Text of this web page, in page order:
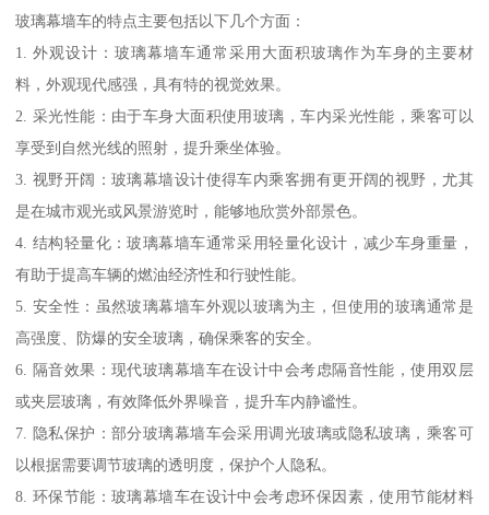
玻璃幕墙车的特点主要包括以下几个方面：
1. 外观设计：玻璃幕墙车通常采用大面积玻璃作为车身的主要材
料，外观现代感强，具有特的视觉效果。
2. 采光性能：由于车身大面积使用玻璃，车内采光性能，乘客可以
享受到自然光线的照射，提升乘坐体验。
3. 视野开阔：玻璃幕墙设计使得车内乘客拥有更开阔的视野，尤其
是在城市观光或风景游览时，能够地欣赏外部景色。
4. 结构轻量化：玻璃幕墙车通常采用轻量化设计，减少车身重量，
有助于提高车辆的燃油经济性和行驶性能。
5. 安全性：虽然玻璃幕墙车外观以玻璃为主，但使用的玻璃通常是
高强度、防爆的安全玻璃，确保乘客的安全。
6. 隔音效果：现代玻璃幕墙车在设计中会考虑隔音性能，使用双层
或夹层玻璃，有效降低外界噪音，提升车内静谧性。
7. 隐私保护：部分玻璃幕墙车会采用调光玻璃或隐私玻璃，乘客可
以根据需要调节玻璃的透明度，保护个人隐私。
8. 环保节能：玻璃幕墙车在设计中会考虑环保因素，使用节能材料